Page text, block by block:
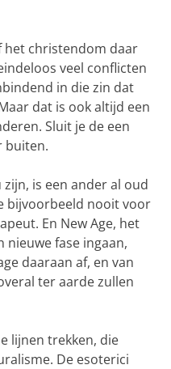
het christendom daar
veel conflicten
in die zin dat
dat is ook altijd een
Sluit je de een
buiten.
is een ander al oud
bijvoorbeeld nooit voor
En New Age, het
nieuwe fase ingaan,
daaraan af, en van
ter aarde zullen
lijnen trekken, die
De esoterici